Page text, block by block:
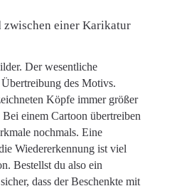
zwischen einer Karikatur
Der wesentliche
des Motivs.
Köpfe immer größer
einem Cartoon übertreiben
nochmals. Eine
Wiedererkennung ist viel
Bestellst du also ein
dass der Beschenkte mit